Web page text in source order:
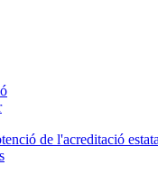
de l'acreditació